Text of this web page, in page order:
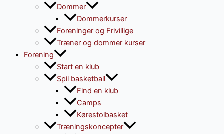
Dommer
Dommerkurser
Foreninger og Frivillige
Træner og dommer kurser
Forening
Start en klub
Spil basketball
Find en klub
Camps
Kørestolbasket
Træningskoncepter